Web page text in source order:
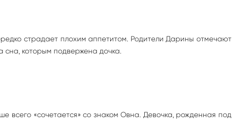
страдает плохим аппетитом. Родители Дарины отмечают
сна, которым подвержена дочка.
всего «сочетается» со знаком Овна. Девочка, рожденная под